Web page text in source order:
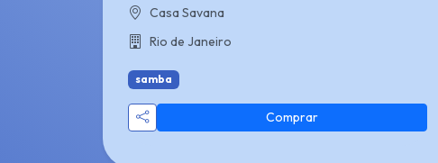
Casa Savana
Rio de Janeiro
samba
Comprar